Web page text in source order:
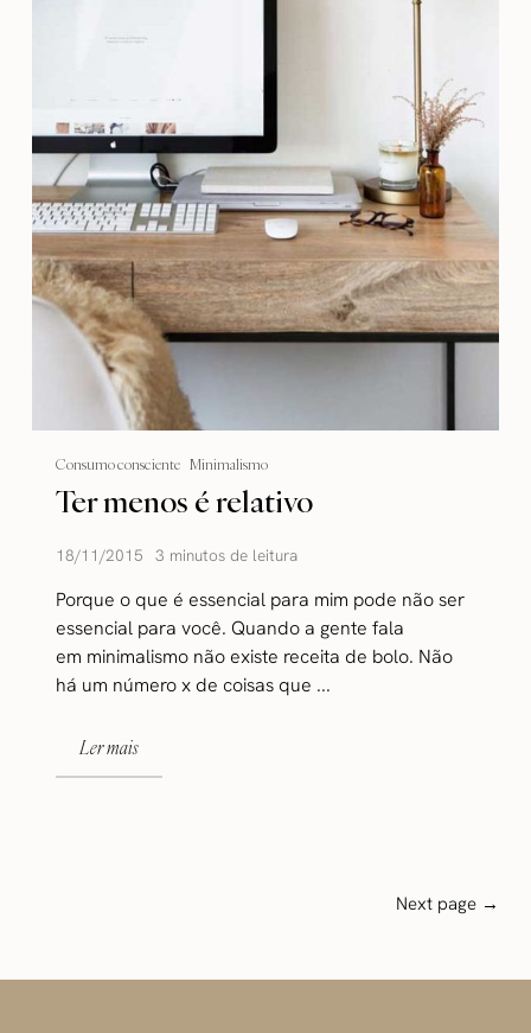
Consumo consciente Minimalismo
Ter menos é relativo
18/11/2015 3 minutos de leitura
Porque o que é essencial para mim pode não ser
essencial para você. Quando a gente fala
em minimalismo não existe receita de bolo. Não
há um número x de coisas que ...
Ler mais
Next page →